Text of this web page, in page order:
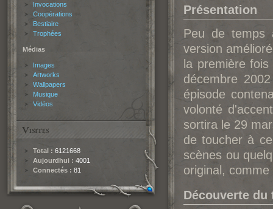
Invocations
Coopérations
Bestiaire
Trophées
Médias
Images
Artworks
Wallpapers
Musique
Vidéos
Total : 6121668
Aujourdhui : 4001
Connectés : 81
Présentation
Peu de temps
version
la première
décembre
épisode
volonté
sortira le 29
de toucher à
scènes ou
original,
Découverte du